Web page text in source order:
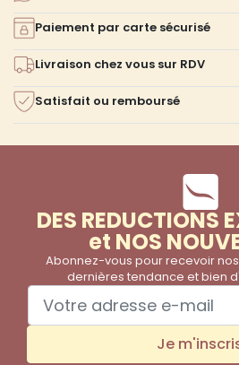
Paiement par carte sécurisé
Livraison chez vous sur RDV
Satisfait ou remboursé
DES REDUCTIONS
et NOS
Abonnez-vous pour recevoir
dernières tendance et bien
Je